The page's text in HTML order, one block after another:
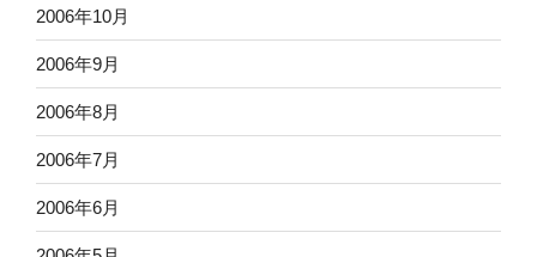
2006年10月
2006年9月
2006年8月
2006年7月
2006年6月